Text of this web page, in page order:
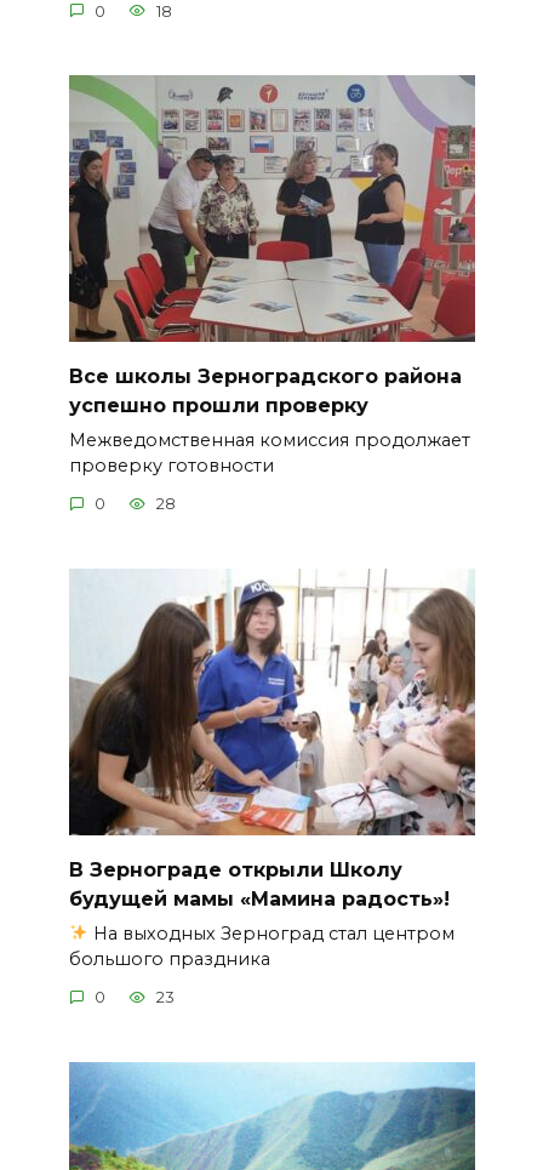
0 18
Все школы Зерноградского района
успешно прошли проверку
Межведомственная комиссия продолжает
проверку готовности
0 28
В Зернограде открыли Школу
будущей мамы «Мамина радость»!
На выходных Зерноград стал центром
большого праздника
0 23